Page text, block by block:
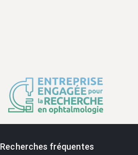
Recherches fréquentes